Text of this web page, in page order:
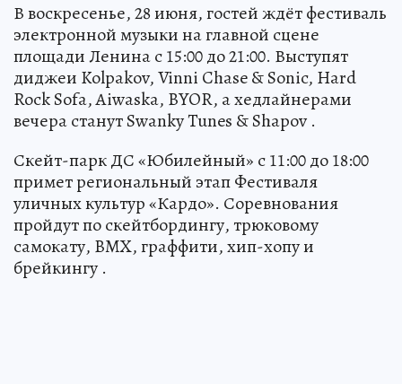
В воскресенье, 28 июня, гостей ждёт фестиваль
электронной музыки на главной сцене
площади Ленина с 15:00 до 21:00. Выступят
диджеи Kolpakov, Vinni Chase & Sonic, Hard
Rock Sofa, Aiwaska, BYOR, а хедлайнерами
вечера станут Swanky Tunes & Shapov .
Скейт-парк ДС «Юбилейный» с 11:00 до 18:00
примет региональный этап Фестиваля
уличных культур «Кардо». Соревнования
пройдут по скейтбордингу, трюковому
самокату, BMX, граффити, хип-хопу и
брейкингу .